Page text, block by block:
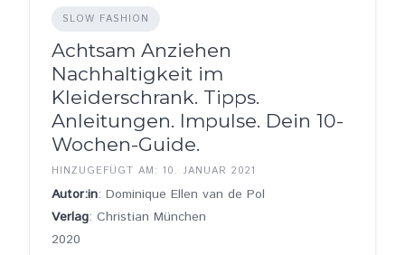
SLOW FASHION
Achtsam Anziehen
Nachhaltigkeit im
Kleiderschrank. Tipps.
Anleitungen. Impulse. Dein 10-
Wochen-Guide.
HINZUGEFÜGT AM: 10. JANUAR 2021
Autor:in: Dominique Ellen van de Pol
Verlag: Christian München
2020